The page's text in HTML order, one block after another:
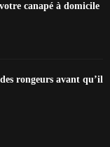
canapé à domicile
rongeurs avant qu’il